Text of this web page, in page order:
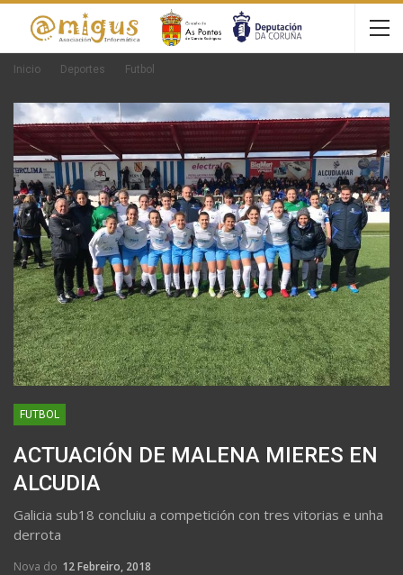
Inicio Deportes Futbol
FUTBOL
ACTUACIÓN DE MALENA MIERES EN
ALCUDIA
Galicia sub18 concluiu a competición con tres vitorias e unha
derrota
Nova do 12 Febreiro, 2018